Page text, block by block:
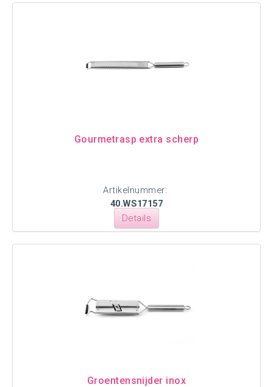
Gourmetrasp extra scherp
Artikelnummer:
40.WS17157
Details
Groentensnijder inox